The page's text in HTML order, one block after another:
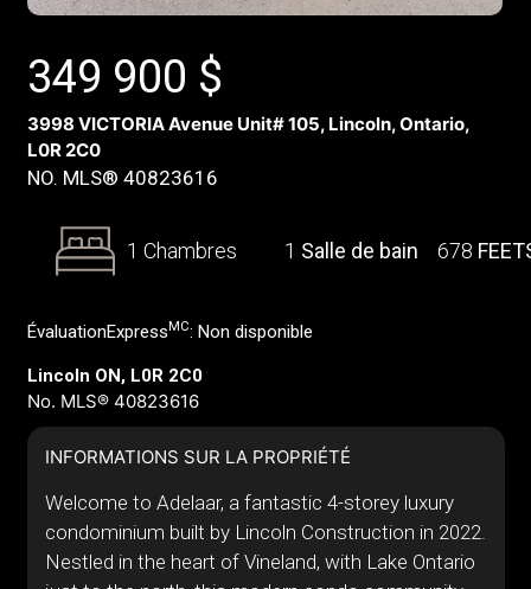
349 900 $
3998 VICTORIA Avenue Unit# 105, Lincoln, Ontario,
L0R 2C0
NO. MLS® 40823616
1 Chambres 1 Salle de bain 678
ÉvaluationExpress MC: Non disponible
Lincoln ON, L0R 2C0
No. MLS® 40823616
INFORMATIONS SUR LA PROPRIÉTÉ
Welcome to Adelaar, a fantastic 4-storey luxury
condominium built by Lincoln Construction in 2022.
Nestled in the heart of Vineland, with Lake Ontario